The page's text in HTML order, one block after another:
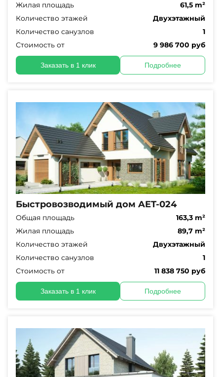
Жилая площадь
61,5 m²
Количество этажей
Двухэтажный
Количество санузлов
1
Стоимость от
9 986 700 руб
Заказать в 1 клик Подробнее
Быстровозводимый дом AET-024
Общая площадь
163,3 m²
Жилая площадь
89,7 m²
Количество этажей
Двухэтажный
Количество санузлов
1
Стоимость от
11 838 750 руб
Заказать в 1 клик Подробнее